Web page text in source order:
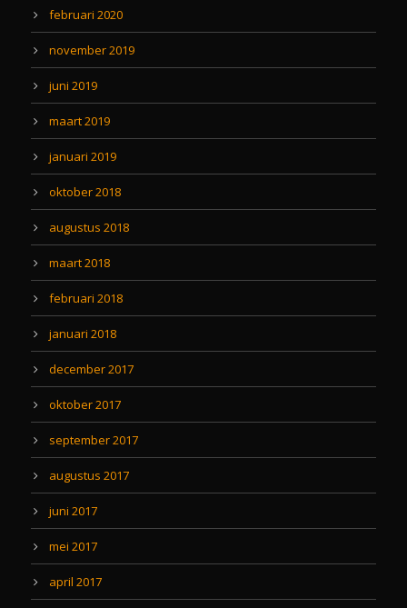
februari 2020
november 2019
juni 2019
maart 2019
januari 2019
oktober 2018
augustus 2018
maart 2018
februari 2018
januari 2018
december 2017
oktober 2017
september 2017
augustus 2017
juni 2017
mei 2017
april 2017